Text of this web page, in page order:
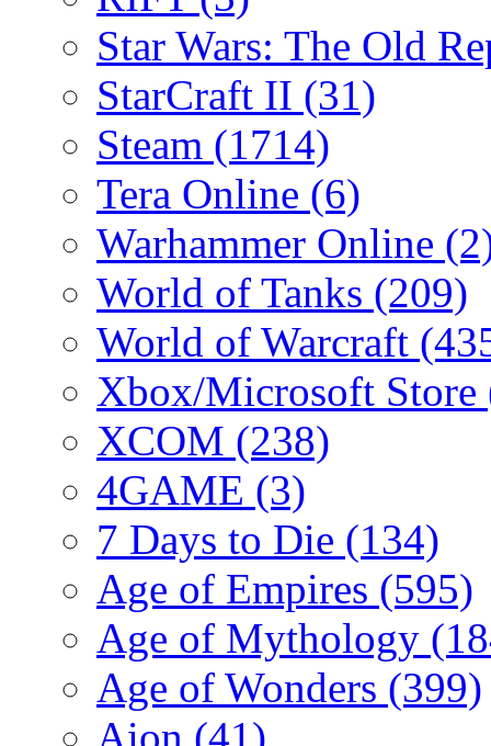
Star Wars: The Old
StarCraft II (31)
Steam (1714)
Tera Online (6)
Warhammer Online
World of Tanks (209)
World of Warcraft
Xbox/Microsoft Store
XCOM (238)
4GAME (3)
7 Days to Die (134)
Age of Empires (595)
Age of Mythology
Age of Wonders (399)
Aion (41)